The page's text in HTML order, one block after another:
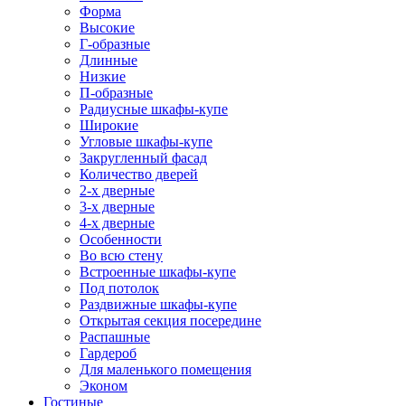
Форма
Высокие
Г-образные
Длинные
Низкие
П-образные
Радиусные шкафы-купе
Широкие
Угловые шкафы-купе
Закругленный фасад
Количество дверей
2-х дверные
3-х дверные
4-х дверные
Особенности
Во всю стену
Встроенные шкафы-купе
Под потолок
Раздвижные шкафы-купе
Открытая секция посередине
Распашные
Гардероб
Для маленького помещения
Эконом
Гостиные